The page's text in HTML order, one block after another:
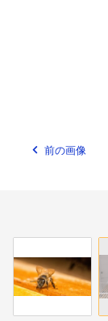
前の画像